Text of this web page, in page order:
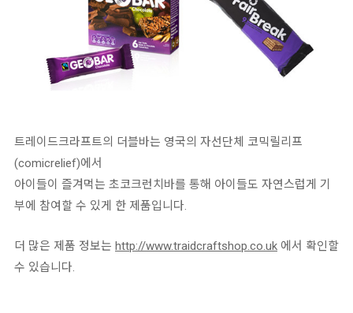
트레이드크라프트의 더블바는 영국의 자선단체 코믹릴리프
(comicrelief)에서
아이들이 즐겨먹는 초코크런치바를 통해 아이들도 자연스럽게 기
부에 참여할 수 있게 한 제품입니다.
더 많은 제품 정보는 http://www.traidcraftshop.co.uk 에서 확인할
수 있습니다.